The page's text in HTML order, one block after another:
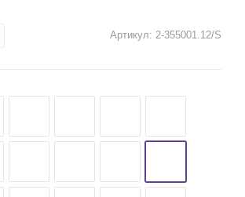
Артикул: 2-355001.12/S